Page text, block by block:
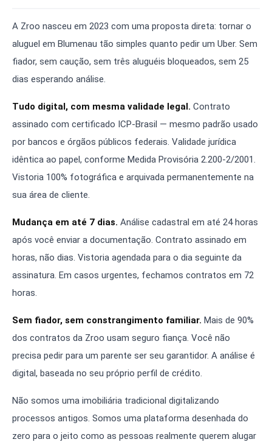
A Zroo nasceu em 2023 com uma proposta direta: tornar o
aluguel em Blumenau tão simples quanto pedir um Uber. Sem
fiador, sem caução, sem três aluguéis bloqueados, sem 25
dias esperando análise.
Tudo digital, com mesma validade legal. Contrato
assinado com certificado ICP-Brasil — mesmo padrão usado
por bancos e órgãos públicos federais. Validade jurídica
idêntica ao papel, conforme Medida Provisória 2.200-2/2001.
Vistoria 100% fotográfica e arquivada permanentemente na
sua área de cliente.
Mudança em até 7 dias. Análise cadastral em até 24 horas
após você enviar a documentação. Contrato assinado em
horas, não dias. Vistoria agendada para o dia seguinte da
assinatura. Em casos urgentes, fechamos contratos em 72
horas.
Sem fiador, sem constrangimento familiar. Mais de 90%
dos contratos da Zroo usam seguro fiança. Você não
precisa pedir para um parente ser seu garantidor. A análise é
digital, baseada no seu próprio perfil de crédito.
Não somos uma imobiliária tradicional digitalizando
processos antigos. Somos uma plataforma desenhada do
zero para o jeito como as pessoas realmente querem alugar